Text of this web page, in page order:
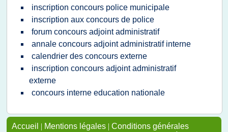
inscription concours police municipale
inscription aux concours de police
forum concours adjoint administratif
annale concours adjoint administratif interne
calendrier des concours externe
inscription concours adjoint administratif
externe
concours interne education nationale
Accueil | Mentions légales | Conditions générales